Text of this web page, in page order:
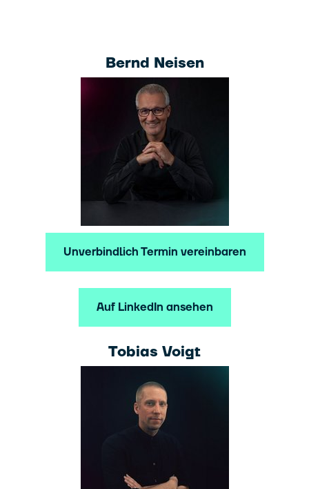
Bernd Neisen
Unverbindlich Termin vereinbaren
Auf LinkedIn ansehen
Tobias Voigt